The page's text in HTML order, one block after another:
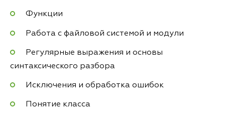
Функции
Работа с файловой системой и модули
Регулярные выражения и основы
синтаксического разбора
Исключения и обработка ошибок
Понятие класса